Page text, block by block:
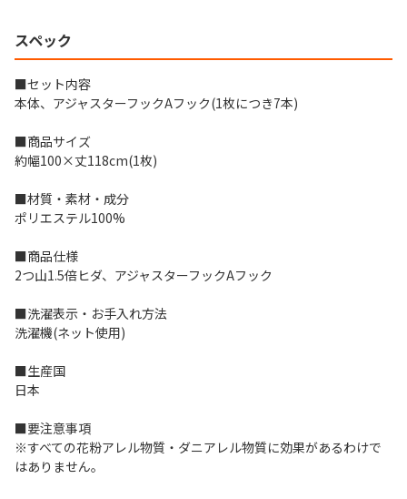
スペック
■セット内容
本体、アジャスターフックAフック(1枚につき7本)
■商品サイズ
約幅100×丈118cm(1枚)
■材質・素材・成分
ポリエステル100%
■商品仕様
2つ山1.5倍ヒダ、アジャスターフックAフック
■洗濯表示・お手入れ方法
洗濯機(ネット使用)
■生産国
日本
■要注意事項
※すべての花粉アレル物質・ダニアレル物質に効果があるわけで
はありません。